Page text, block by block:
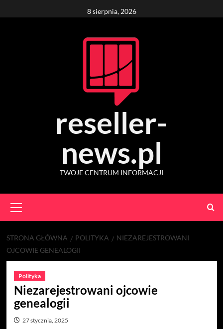
to
8 sierpnia, 2026
reseller-
news.pl
TWOJE CENTRUM INFORMACJI
Menu
STRONA GŁÓWNA POLITYKA
NIEZAREJESTROWANI
OJCOWIE GENEALOGII
Polityka
Niezarejestrowani ojcowie
genealogii
27 stycznia, 2025